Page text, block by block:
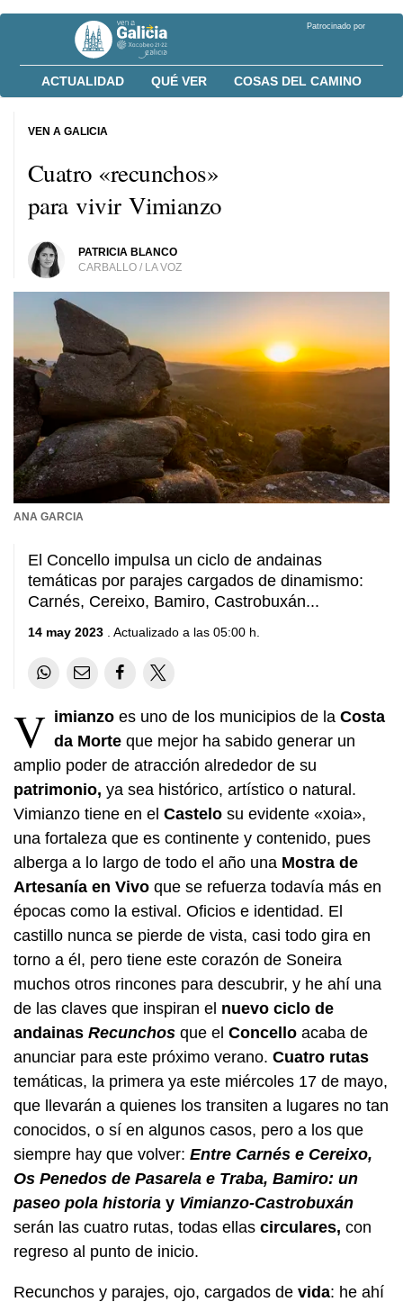
Patrocinado por
ACTUALIDAD QUÉ VER COSAS DEL CAMINO
Cuatro «recunchos»
para vivir Vimianzo
PATRICIA BLANCO
CARBALLO / LA VOZ
VEN A GALICIA
ANA GARCIA
El Concello impulsa un ciclo de andainas
temáticas por parajes cargados de dinamismo:
Carnés, Cereixo, Bamiro, Castrobuxán...
14 may 2023 . Actualizado a las 05:00 h.
V imianzo es uno de los municipios de la Costa
da Morte que mejor ha sabido generar un
amplio poder de atracción alrededor de su
patrimonio, ya sea histórico, artístico o natural.
Vimianzo tiene en el Castelo su evidente «xoia»,
una fortaleza que es continente y contenido, pues
alberga a lo largo de todo el año una Mostra de
Artesanía en Vivo que se refuerza todavía más en
épocas como la estival. Oficios e identidad. El
castillo nunca se pierde de vista, casi todo gira en
torno a él, pero tiene este corazón de Soneira
muchos otros rincones para descubrir, y he ahí una
de las claves que inspiran el nuevo ciclo de
andainas Recunchos que el Concello acaba de
anunciar para este próximo verano. Cuatro rutas
temáticas, la primera ya este miércoles 17 de mayo,
que llevarán a quienes los transiten a lugares no tan
conocidos, o sí en algunos casos, pero a los que
siempre hay que volver: Entre Carnés e Cereixo,
Os Penedos de Pasarela e Traba, Bamiro: un
paseo pola historia y Vimianzo-Castrobuxán
serán las cuatro rutas, todas ellas circulares, con
regreso al punto de inicio.
Recunchos y parajes, ojo, cargados de vida: he ahí